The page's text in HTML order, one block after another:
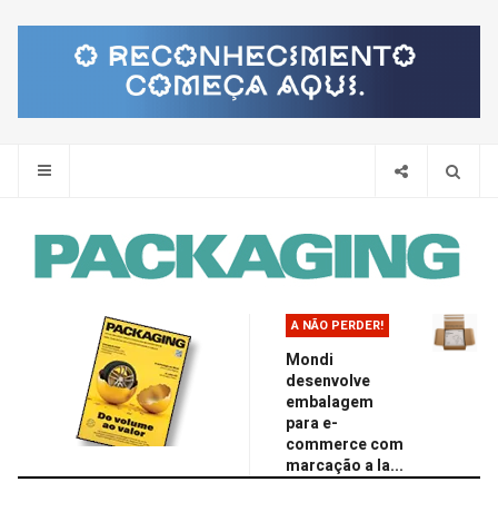
A NÃO PERDER!
Mondi
desenvolve
embalagem
para e-
commerce com
marcação a la...